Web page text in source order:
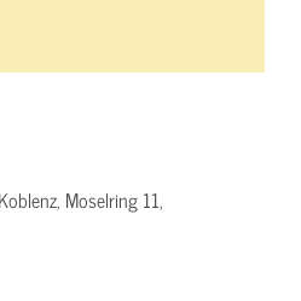
Moselring 11,